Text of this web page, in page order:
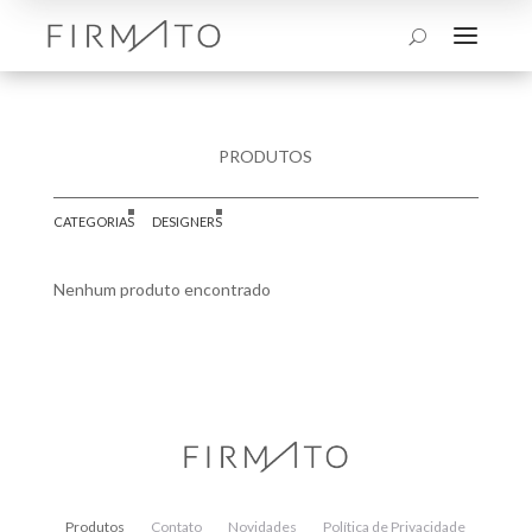
U a
PRODUTOS
CATEGORIAS DESIGNERS
Nenhum produto encontrado
Produtos Contato Novidades
Política de Privacidade